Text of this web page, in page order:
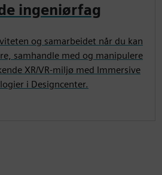
ingeniørfag
og samarbeidet når du kan
samhandle med og manipulere
XR/VR-miljø med Immersive
i Designcenter.